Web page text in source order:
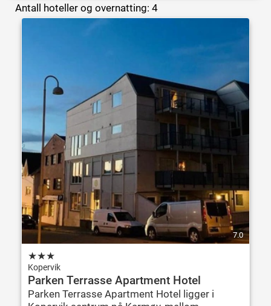
Antall hoteller og overnatting: 4
7.0
★★★
Kopervik
Parken Terrasse Apartment Hotel
Parken Terrasse Apartment Hotel ligger i